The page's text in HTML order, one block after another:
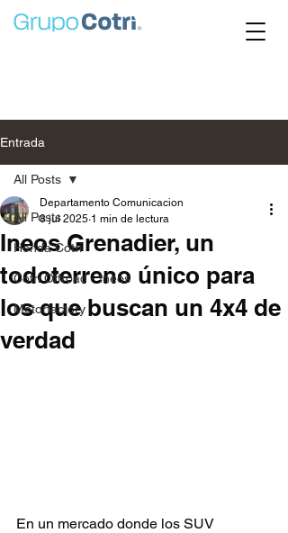
Entrada
All Posts
Honda Cotri
Cotri Offroad - Ineos
Motorfactory
All Posts
Ineos Grenadier, un
todoterreno único para
los que buscan un 4x4 de
verdad
Departamento Comunicacion
8 jul 2025 1 min de lectura
En un mercado donde los SUV